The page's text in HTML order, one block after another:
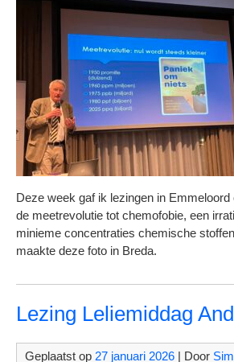
Deze week gaf ik lezingen in Emmeloord
de meetrevolutie tot chemofobie, een
minieme concentraties chemische
maakte deze foto in Breda.
Lezing Leliemiddag
Geplaatst op 27 januari 2026 | Door